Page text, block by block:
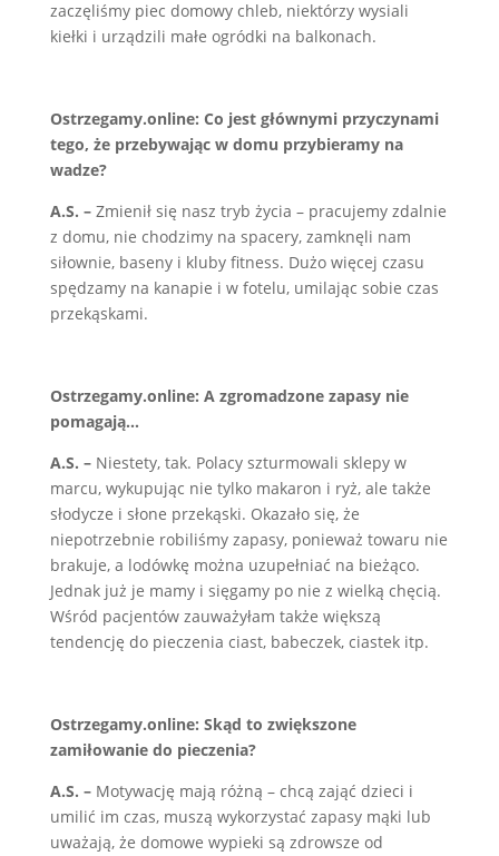
zaczęliśmy piec domowy chleb, niektórzy wysiali
kiełki i urządzili małe ogródki na balkonach.
Ostrzegamy.online: Co jest głównymi przyczynami
tego, że przebywając w domu przybieramy na
wadze?
A.S. –Zmienił się nasz tryb życia – pracujemy zdalnie
z domu, nie chodzimy na spacery, zamknęli nam
siłownie, baseny i kluby fitness. Dużo więcej czasu
spędzamy na kanapie i w fotelu, umilając sobie czas
przekąskami.
Ostrzegamy.online: A zgromadzone zapasy nie
pomagają…
A.S. –Niestety, tak. Polacy szturmowali sklepy w
marcu, wykupując nie tylko makaron i ryż, ale także
słodycze i słone przekąski. Okazało się, że
niepotrzebnie robiliśmy zapasy, ponieważ towaru nie
brakuje, a lodówkę można uzupełniać na bieżąco.
Jednak już je mamy i sięgamy po nie z wielką chęcią.
Wśród pacjentów zauważyłam także większą
tendencję do pieczenia ciast, babeczek, ciastek itp.
Ostrzegamy.online: Skąd to zwiększone
zamiłowanie do pieczenia?
A.S. –Motywację mają różną – chcą zająć dzieci i
umilić im czas, muszą wykorzystać zapasy mąki lub
uważają, że domowe wypieki są zdrowsze od